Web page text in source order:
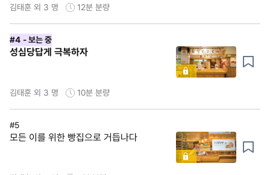
김태훈 외 3 명 12분 분량
#4 - 보는 중
성심당답게 극복하자
김태훈 외 3 명 10분 분량
#5
모든 이를 위한 빵집으로 거듭나다